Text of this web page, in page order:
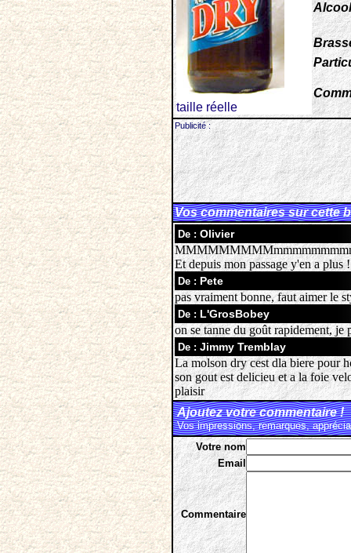
taille réelle
Publicité :
Vos commentaires sur cette
De : Olivier
Et depuis mon passage y'en a plus !
De : Pete
pas vraiment bonne, faut aimer le
De : L'GrosBobey
on se tanne du goût rapidement,
De : Jimmy Tremblay
La molson dry cest dla biere pour
son gout est delicieu et a la foie
plaisir
Ajoutez votre commentaire !
Vos impressions, remarques,
Votre nom
Email
Commentaire